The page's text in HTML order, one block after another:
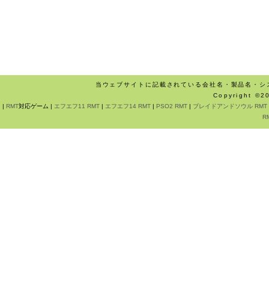
当ウェブサイトに記載されている会社名・製品名・
Copyright
| RMT対応ゲーム | エフエフ11 RMT| エフエフ14 RMT| PSO2 RMT| ブレイドアンドソウル RMT